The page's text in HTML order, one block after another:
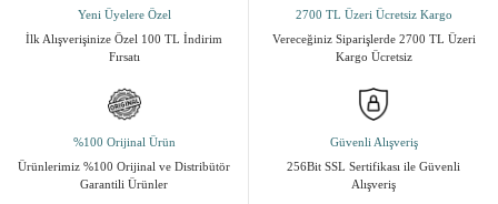
Yeni Üyelere Özel
İlk Alışverişinize Özel 100 TL İndirim
Fırsatı
2700 TL Üzeri Ücretsiz Kargo
Vereceğiniz Siparişlerde 2700 TL Üzeri
Kargo Ücretsiz
%100 Orijinal Ürün
Ürünlerimiz %100 Orijinal ve Distribütör
Garantili Ürünler
Güvenli Alışveriş
256Bit SSL Sertifikası ile Güvenli
Alışveriş